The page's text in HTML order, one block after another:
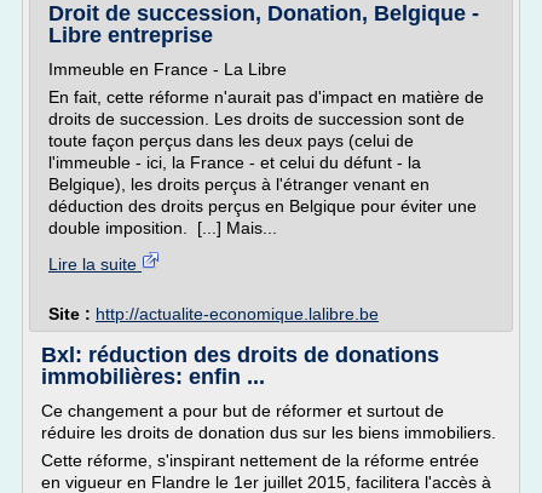
Droit de succession, Donation, Belgique -
Libre entreprise
Immeuble en France - La Libre
En fait, cette réforme n'aurait pas d'impact en matière de
droits de succession. Les droits de succession sont de
toute façon perçus dans les deux pays (celui de
l'immeuble - ici, la France - et celui du défunt - la
Belgique), les droits perçus à l'étranger venant en
déduction des droits perçus en Belgique pour éviter une
double imposition. [...] Mais...
Lire la suite
Site : http://actualite-economique.lalibre.be
Bxl: réduction des droits de donations
immobilières: enfin ...
Ce changement a pour but de réformer et surtout de
réduire les droits de donation dus sur les biens immobiliers.
Cette réforme, s'inspirant nettement de la réforme entrée
en vigueur en Flandre le 1er juillet 2015, facilitera l'accès à